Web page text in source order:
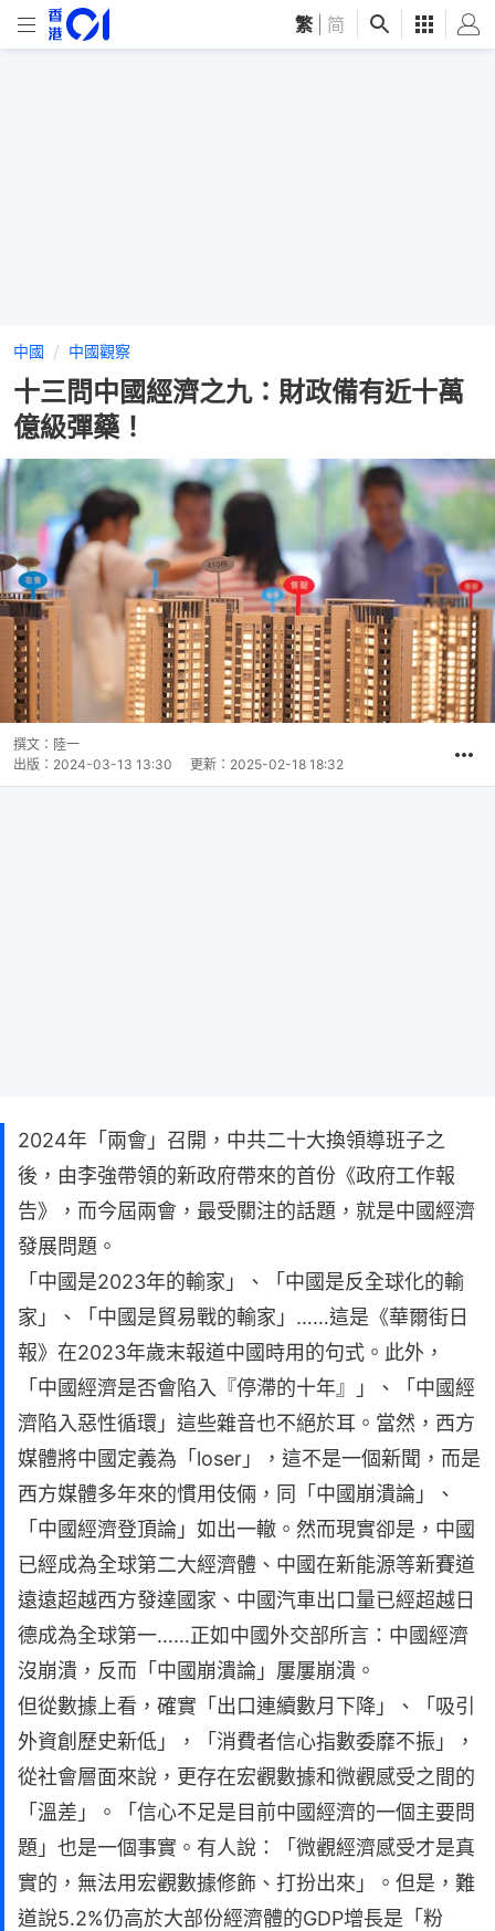
繁 简
中國 中國觀察
十三問中國經濟之九：財政備有近十萬
億級彈藥！
撰文： 陸一
出版： 2024-03-13 13:30 更新： 2025-02-18 18:32
2024年「兩會」召開，中共二十大換領導班子之
後，由李強帶領的新政府帶來的首份《政府工作報
告》，而今屆兩會，最受關注的話題，就是中國經濟
發展問題。
「中國是2023年的輸家」、「中國是反全球化的輸
家」、「中國是貿易戰的輸家」……這是《華爾街日
報》在2023年歲末報道中國時用的句式。此外，
「中國經濟是否會陷入『停滯的十年』」、「中國經
濟陷入惡性循環」這些雜音也不絕於耳。當然，西方
媒體將中國定義為「loser」，這不是一個新聞，而是
西方媒體多年來的慣用伎倆，同「中國崩潰論」、
「中國經濟登頂論」如出一轍。然而現實卻是，中國
已經成為全球第二大經濟體、中國在新能源等新賽道
遠遠超越西方發達國家、中國汽車出口量已經超越日
德成為全球第一……正如中國外交部所言：中國經濟
沒崩潰，反而「中國崩潰論」屢屢崩潰。
但從數據上看，確實「出口連續數月下降」、「吸引
外資創歷史新低」，「消費者信心指數委靡不振」，
從社會層面來說，更存在宏觀數據和微觀感受之間的
「溫差」。「信心不足是目前中國經濟的一個主要問
題」也是一個事實。有人說：「微觀經濟感受才是真
實的，無法用宏觀數據修飾、打扮出來」。但是，難
道說5.2%仍高於大部份經濟體的GDP增長是「粉